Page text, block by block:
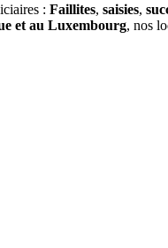
: Faillites, saisies,
et au Luxembourg, nos